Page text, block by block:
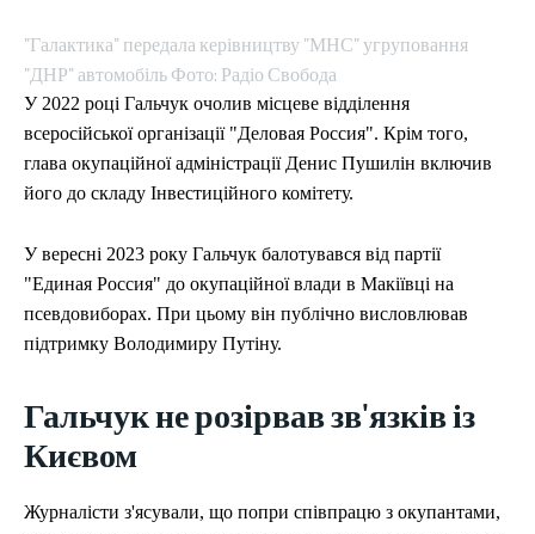
"Галактика" передала керівництву "МНС" угруповання
"ДНР" автомобіль Фото: Радіо Свобода
У 2022 році Гальчук очолив місцеве відділення
всеросійської організації "Деловая Россия". Крім того,
глава окупаційної адміністрації Денис Пушилін включив
його до складу Інвестиційного комітету.
У вересні 2023 року Гальчук балотувався від партії
"Единая Россия" до окупаційної влади в Макіївці на
псевдовиборах. При цьому він публічно висловлював
підтримку Володимиру Путіну.
Гальчук не розірвав зв'язків із
Києвом
Журналісти з'ясували, що попри співпрацю з окупантами,